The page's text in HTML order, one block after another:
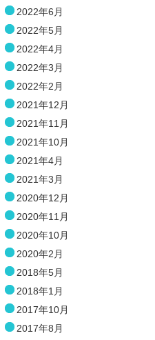
2022年6月
2022年5月
2022年4月
2022年3月
2022年2月
2021年12月
2021年11月
2021年10月
2021年4月
2021年3月
2020年12月
2020年11月
2020年10月
2020年2月
2018年5月
2018年1月
2017年10月
2017年8月